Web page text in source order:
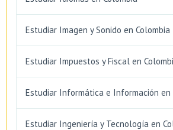
Estudiar Imagen y Sonido en Colombia
Estudiar Impuestos y Fiscal en
Estudiar Informática e Información en
Estudiar Ingeniería y Tecnología en